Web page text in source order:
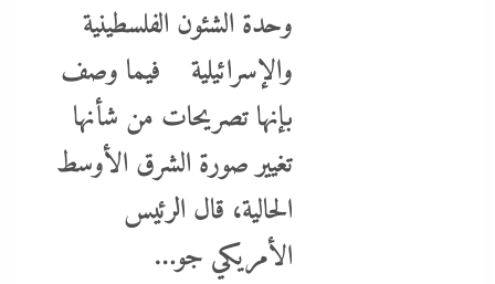
وحدة الشئون الفلسطينية
والإسرائيلية فيما وصف
بإنها تصريحات من شأنها
تغيير صورة الشرق الأوسط
الحالية، قال الرئيس
الأمريكي جو…
بعد غياب 75 عاما: منتخب المبارزة يحقق ميدالية عالمية..والأروع أنها